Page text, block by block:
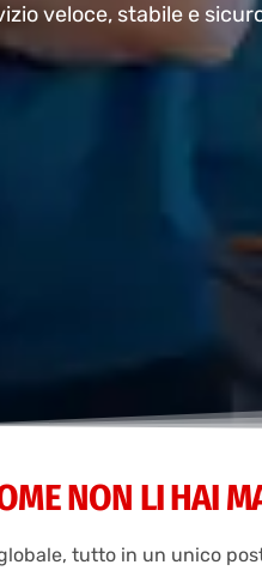
veloce, stabile e
NON LI HAI
tutto in un unico